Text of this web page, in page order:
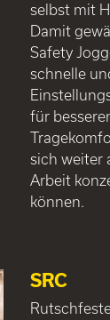
selbst mit
Damit
Safety
schnelle
für
sich weiter
Arbeit
können.
SRC